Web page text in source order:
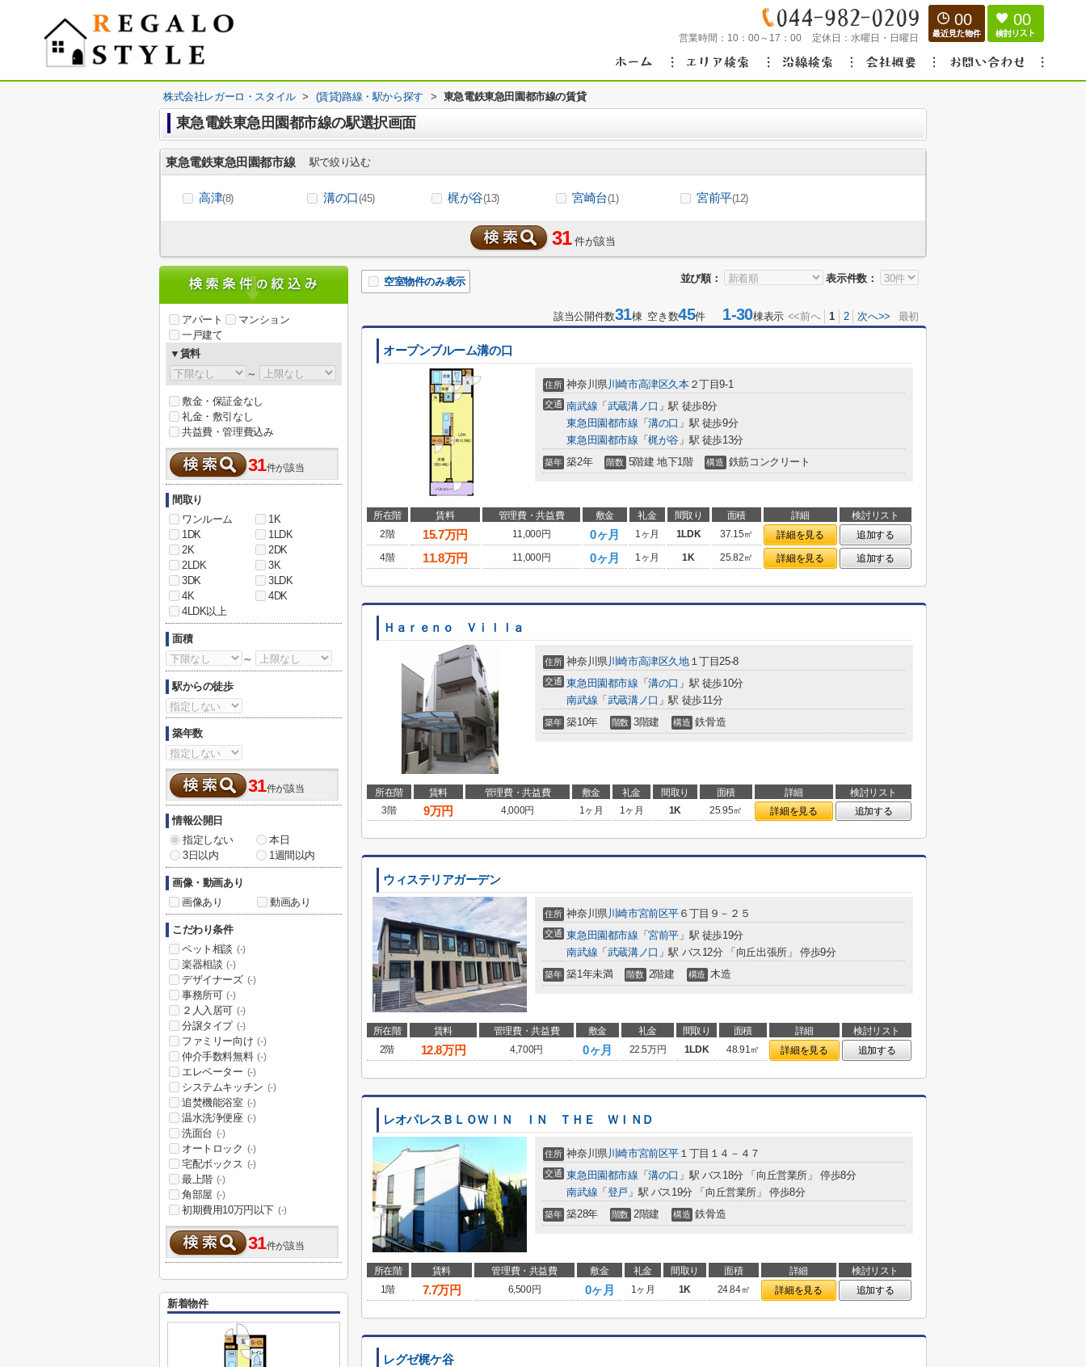
営業時間： 10：00～17：00 定休日： 水曜日・日曜日
00 00
株式会社レガーロ・スタイル > (賃貸)路線・駅から探す > 東急電鉄東急田園都市線の賃貸
東急電鉄東急田園都市線の駅選択画面
東急電鉄東急田園都市線 駅で絞り込む
高津(8) 溝の口(45) 梶が谷(13) 宮崎台(1) 宮前平(12)
31 件が該当
並び順： 表示件数：
空室物件のみ表示
該当公開件数31棟 空き数45件1-30棟表示 <<前へ 1 2 次へ>> 最初
オープンブルーム溝の口
住所 神奈川県川崎市高津区久本２丁目9-1
交通 南武線 「 武蔵溝ノ口 」駅 徒歩8分
東急田園都市線 「溝の口 」駅 徒歩9分
東急田園都市線 「梶が谷 」駅 徒歩13分
築年 築2年 階数 5階建 地下1階 構造 鉄筋コンクリート
所在階 賃料 管理費・共益費 敷金 礼金 間取り 面積 詳細
検討リスト
2階
15.7万円 11,000円 0ヶ月 1ヶ月 1LDK 37.15㎡ 詳細を見る
追加する
4階
11.8万円 11,000円 0ヶ月 1ヶ月 1K 25.82㎡ 詳細を見る 追加する
Ｈａｒｅｎｏ Ｖｉｌｌａ
住所 神奈川県川崎市高津区久地１丁目25-8
交通 東急田園都市線 「溝の口 」駅 徒歩10分
南武線 「 武蔵溝ノ口 」駅 徒歩11分
築年 築10年 階数 3階建 構造 鉄骨造
所在階 賃料 管理費・共益費 敷金 礼金 間取り 面積 詳細
検討リスト
3階
9万円 4,000円 1ヶ月 1ヶ月 1K 25.95㎡ 詳細を見る 追加する
ウィステリアガーデン
住所 神奈川県川崎市宮前区平 ６丁目９－２５
交通 東急田園都市線 「宮前平 」駅 徒歩19分
南武線 「 武蔵溝ノ口 」駅 バス12分 「向丘出張所」 停歩9分
築年 築1年未満 階数 2階建 構造 木造
所在階 賃料 管理費・共益費 敷金 礼金 間取り 面積 詳細
検討リスト
2階
12.8万円 4,700円 0ヶ月 22.5万円 1LDK 48.91㎡ 詳細を見る 追加する
レオパレスＢＬＯＷＩＮ ＩＮ ＴＨＥ ＷＩＮＤ
住所 神奈川県川崎市宮前区平 １丁目１４－４７
交通 東急田園都市線 「溝の口 」駅 バス18分 「向丘営業所」 停歩8分
南武線 「 登戸 」駅 バス19分 「向丘営業所」 停歩8分
築年 築28年 階数 2階建 構造 鉄骨造
所在階 賃料 管理費・共益費 敷金 礼金 間取り 面積 詳細
検討リスト
1階
7.7万円 6,500円 0ヶ月 1ヶ月 1K 24.84㎡ 詳細を見る 追加する
レグゼ梶ケ谷
アパート
マンション
一戸建て
▼賃料
～
敷金・保証金なし
礼金・敷引なし
共益費・管理費込み
31件が該当
間取り
ワンルーム
1K
1DK
1LDK
2K
2DK
2LDK
3K
3DK
3LDK
4K
4DK
4LDK以上
面積
～
駅からの徒歩
築年数
31件が該当
情報公開日
指定しない
本日
3日以内
1週間以内
画像・動画あり
画像あり
動画あり
こだわり条件
ペット相談 (-)
楽器相談 (-)
デザイナーズ (-)
事務所可 (-)
２人入居可 (-)
分譲タイプ (-)
ファミリー向け (-)
仲介手数料無料 (-)
エレベーター (-)
システムキッチン (-)
追焚機能浴室 (-)
温水洗浄便座 (-)
洗面台 (-)
オートロック (-)
宅配ボックス (-)
最上階 (-)
角部屋 (-)
初期費用10万円以下 (-)
31件が該当
新着物件